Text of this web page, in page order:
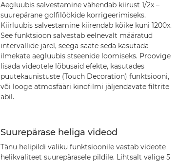
Aegluubis salvestamine vähendab kiirust 1/2x –
suurepärane golfilöökide korrigeerimiseks.
Kiirluubis salvestamine kiirendab kõike kuni 1200x.
See funktsioon salvestab eelnevalt määratud
intervallide järel, seega saate seda kasutada
ilmekate aegluubis stseenide loomiseks. Proovige
lisada videotele lõbusaid efekte, kasutades
puutekaunistuste (Touch Decoration) funktsiooni,
või looge atmosfääri kinofilmi jäljendavate filtrite
abil.
Suurepärase heliga videod
Tänu helipildi valiku funktsioonile vastab videote
helikvaliteet suurepärasele pildile. Lihtsalt valige 5